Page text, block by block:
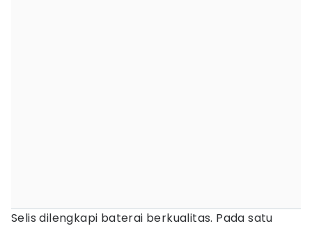
Selis dilengkapi baterai berkualitas. Pada satu